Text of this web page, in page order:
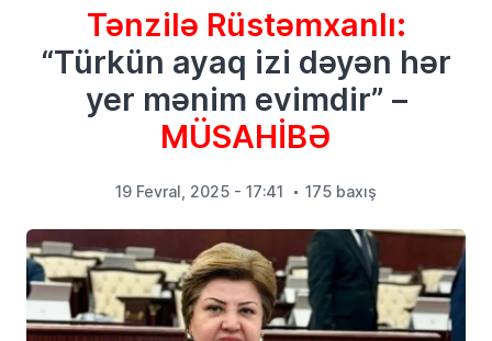
Tənzilə Rüstəmxanlı:
“Türkün ayaq izi dəyən hər
yer mənim evimdir” –
MÜSAHİBƏ
19 Fevral, 2025 - 17:41 175 baxış